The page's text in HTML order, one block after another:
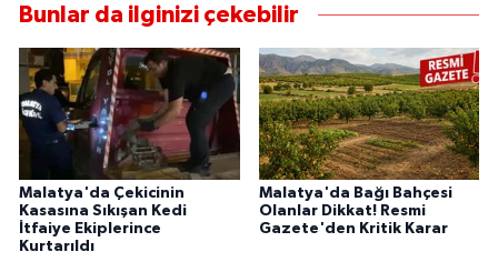
Bunlar da ilginizi çekebilir
Malatya'da Çekicinin
Kasasına Sıkışan Kedi
İtfaiye Ekiplerince
Kurtarıldı
Malatya'da Bağı Bahçesi
Olanlar Dikkat! Resmi
Gazete'den Kritik Karar